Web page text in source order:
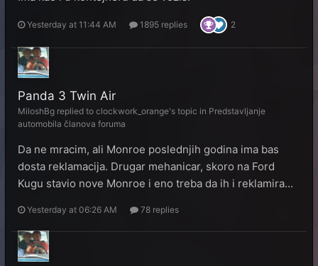
Yesterday at 11:44 AM 1895 replies 2
Panda 3 Twin Air
MiloshBg replied to clockwork_orange's topic in Predstavljanje
automobila članova foruma
Da ne mracim, ali Monroe poslednjih godina ima bas
dosta reklamacija. Drugar mehanicar, skoro na Ford
Kugu stavio nove Monroe i eno treba da ih i reklamira...
Yesterday at 06:26 AM 78 replies